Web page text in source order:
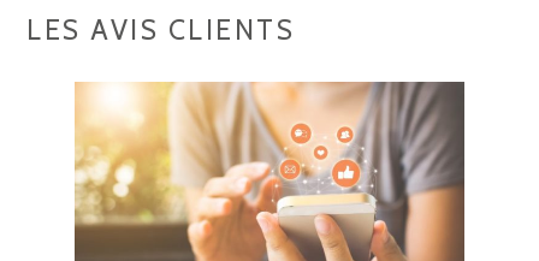
LES AVIS CLIENTS